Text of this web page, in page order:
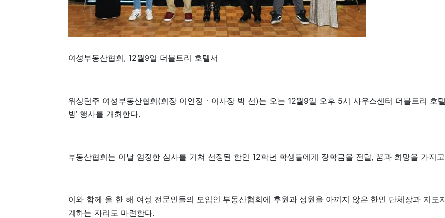
여성부동산협회, 12월9일 더블트리 호텔서
워싱턴주 여성부동산협회(회장 이연정ㆍ이사장 박 선)는 오는 12월9일 오후 5시 사우스센터 더블트리 호
밤’ 행사를 개최한다.
부동산협회는 이날 엄정한 심사를 거쳐 선정된 한인 12학년 학생들에게 장학금을 전달, 꿈과 희망을 가지
이와 함께 올 한 해 여성 전문인들의 모임인 부동산협회에 후원과 성원을 아끼지 않은 한인 단체장과 지도
계하는 자리도 마련한다.